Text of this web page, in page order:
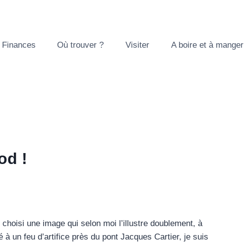
Finances Où trouver ? Visiter A boire et à manger
!
une image qui selon moi l’illustre doublement, à
un feu d’artifice près du pont Jacques Cartier, je suis